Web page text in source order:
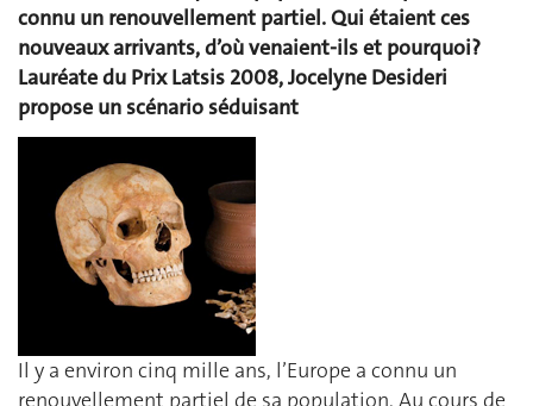
connu un renouvellement partiel. Qui étaient ces
nouveaux arrivants, d’où venaient-ils et pourquoi?
Lauréate du Prix Latsis 2008, Jocelyne Desideri
propose un scénario séduisant
Il y a environ cinq mille ans, l’Europe a connu un
renouvellement partiel de sa population. Au cours de